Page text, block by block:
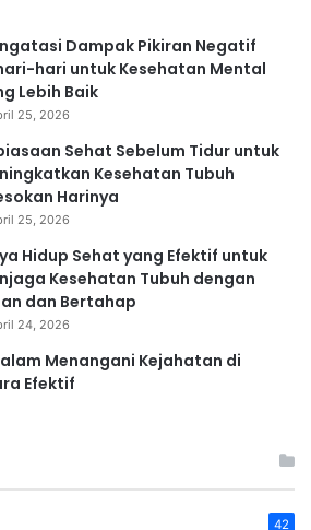
Dampak Pikiran Negatif
hari untuk Kesehatan Mental
Lebih Baik
25, 2026
Sehat Sebelum Tidur untuk
Kesehatan Tubuh
Harinya
25, 2026
Hidup Sehat yang Efektif untuk
Kesehatan Tubuh dengan
dan Bertahap
24, 2026
Menangani Kejahatan di
Efektif
42